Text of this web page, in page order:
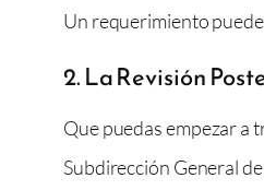
Un requerimiento
2. La Revisión
Que puedas empezar a
Subdirección General